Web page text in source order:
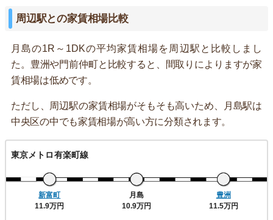
周辺駅との家賃相場比較
月島の1R～1DKの平均家賃相場を周辺駅と比較しまし
た。豊洲や門前仲町と比較すると、間取りによりますが家
賃相場は低めです。
ただし、周辺駅の家賃相場がそもそも高いため、月島駅は
中央区の中でも家賃相場が高い方に分類されます。
東京メトロ有楽町線
新富町
11.9万円
月島
10.9万円
豊洲
11.5万円